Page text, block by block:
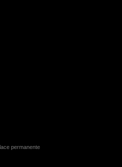
permanente